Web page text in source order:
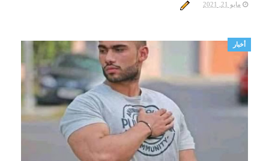
مايو 21, 2021
أخبار